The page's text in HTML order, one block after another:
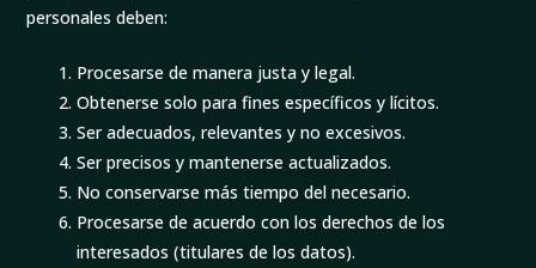
personales deben:
Procesarse de manera justa y legal.
Obtenerse solo para fines específicos y lícitos.
Ser adecuados, relevantes y no excesivos.
Ser precisos y mantenerse actualizados.
No conservarse más tiempo del necesario.
Procesarse de acuerdo con los derechos de los
interesados (titulares de los datos).